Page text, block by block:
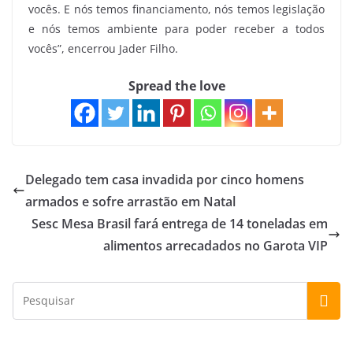
vocês. E nós temos financiamento, nós temos legislação
e nós temos ambiente para poder receber a todos
vocês”, encerrou Jader Filho.
Spread the love
Delegado tem casa invadida por cinco homens
armados e sofre arrastão em Natal
Sesc Mesa Brasil fará entrega de 14 toneladas em
alimentos arrecadados no Garota VIP